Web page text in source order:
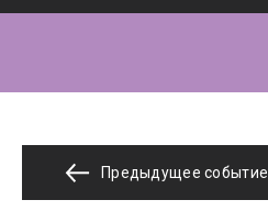
Предыдущее событие